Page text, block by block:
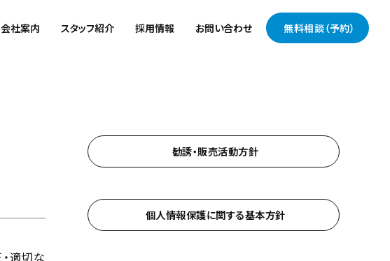
会社案内 スタッフ紹介 採用情報 お問い合わせ 無料相談（予約）
勧誘・販売活動方針
個人情報保護に関する基本方針
適切な